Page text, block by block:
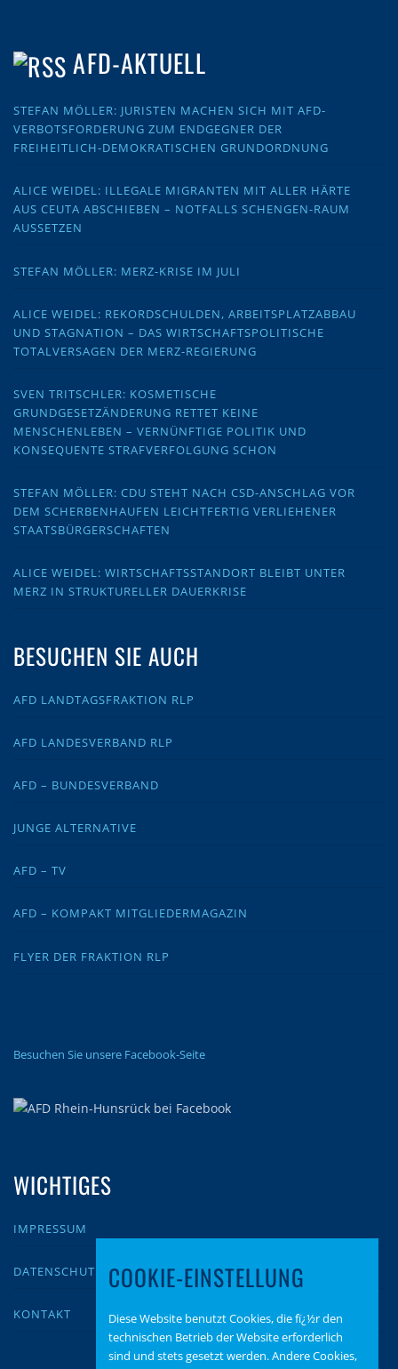
AFD-AKTUELL
STEFAN MÖLLER: JURISTEN MACHEN SICH MIT AFD-
VERBOTSFORDERUNG ZUM ENDGEGNER DER
FREIHEITLICH-DEMOKRATISCHEN GRUNDORDNUNG
ALICE WEIDEL: ILLEGALE MIGRANTEN MIT ALLER HÄRTE
AUS CEUTA ABSCHIEBEN – NOTFALLS SCHENGEN-RAUM
AUSSETZEN
STEFAN MÖLLER: MERZ-KRISE IM JULI
ALICE WEIDEL: REKORDSCHULDEN, ARBEITSPLATZABBAU
UND STAGNATION – DAS WIRTSCHAFTSPOLITISCHE
TOTALVERSAGEN DER MERZ-REGIERUNG
SVEN TRITSCHLER: KOSMETISCHE
GRUNDGESETZÄNDERUNG RETTET KEINE
MENSCHENLEBEN – VERNÜNFTIGE POLITIK UND
KONSEQUENTE STRAFVERFOLGUNG SCHON
STEFAN MÖLLER: CDU STEHT NACH CSD-ANSCHLAG VOR
DEM SCHERBENHAUFEN LEICHTFERTIG VERLIEHENER
STAATSBÜRGERSCHAFTEN
ALICE WEIDEL: WIRTSCHAFTSSTANDORT BLEIBT UNTER
MERZ IN STRUKTURELLER DAUERKRISE
BESUCHEN SIE AUCH
AFD LANDTAGSFRAKTION RLP
AFD LANDESVERBAND RLP
AFD – BUNDESVERBAND
JUNGE ALTERNATIVE
AFD – TV
AFD – KOMPAKT MITGLIEDERMAGAZIN
FLYER DER FRAKTION RLP
Besuchen Sie unsere Facebook-Seite
WICHTIGES
IMPRESSUM
DATENSCHUTZ
KONTAKT
COOKIE-EINSTELLUNG
Diese Website benutzt Cookies, die fï¿½r den
technischen Betrieb der Website erforderlich
sind und stets gesetzt werden. Andere Cookies,